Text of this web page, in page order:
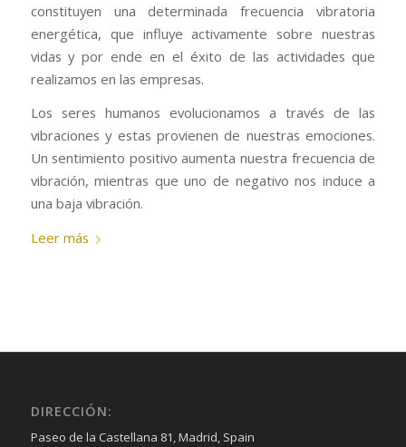
constituyen una determinada frecuencia vibratoria
energética, que influye activamente sobre nuestras
vidas y por ende en el éxito de las actividades que
realizamos en las empresas.
Los seres humanos evolucionamos a través de las
vibraciones y estas provienen de nuestras emociones.
Un sentimiento positivo aumenta nuestra frecuencia de
vibración, mientras que uno de negativo nos induce a
una baja vibración.
Leer más
DIRECCIÓN:
Paseo de la Castellana 81, Madrid, Spain